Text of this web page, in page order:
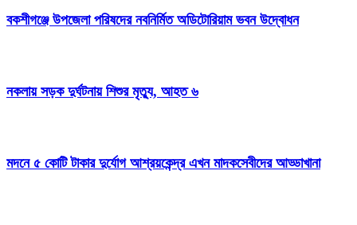
বকশীগঞ্জে উপজেলা পরিষদের নবনির্মিত অডিটোরিয়াম ভবন উদ্বোধন
নকলায় সড়ক দুর্ঘটনায় শিশুর মৃত্যু, আহত ৬
মদনে ৫ কোটি টাকার দুর্যোগ আশ্রয়কেন্দ্র এখন মাদকসেবীদের আড্ডাখানা